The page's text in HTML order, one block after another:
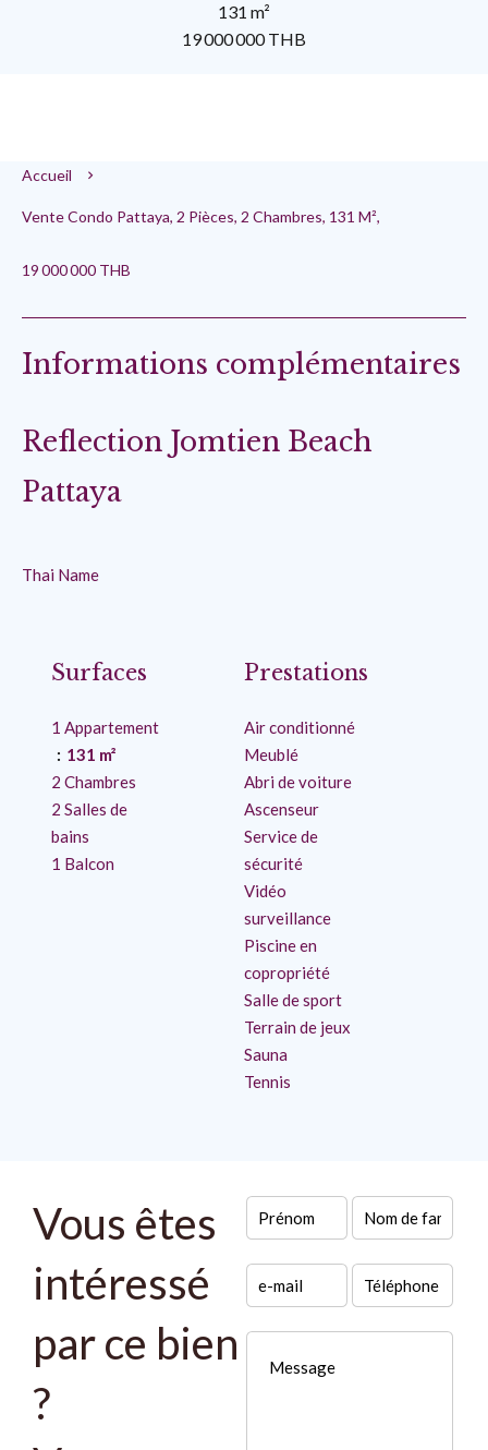
131 m²
19 000 000 THB
Accueil
Vente Condo Pattaya, 2 Pièces, 2 Chambres, 131 M²,
19 000 000 THB
Informations complémentaires
Reflection Jomtien Beach
Pattaya
Thai Name
Surfaces
1 Appartement
131 m²
2 Chambres
2 Salles de
bains
1 Balcon
Prestations
Air conditionné
Meublé
Abri de voiture
Ascenseur
Service de
sécurité
Vidéo
surveillance
Piscine en
copropriété
Salle de sport
Terrain de jeux
Sauna
Tennis
Vous êtes
intéressé
par ce bien
?